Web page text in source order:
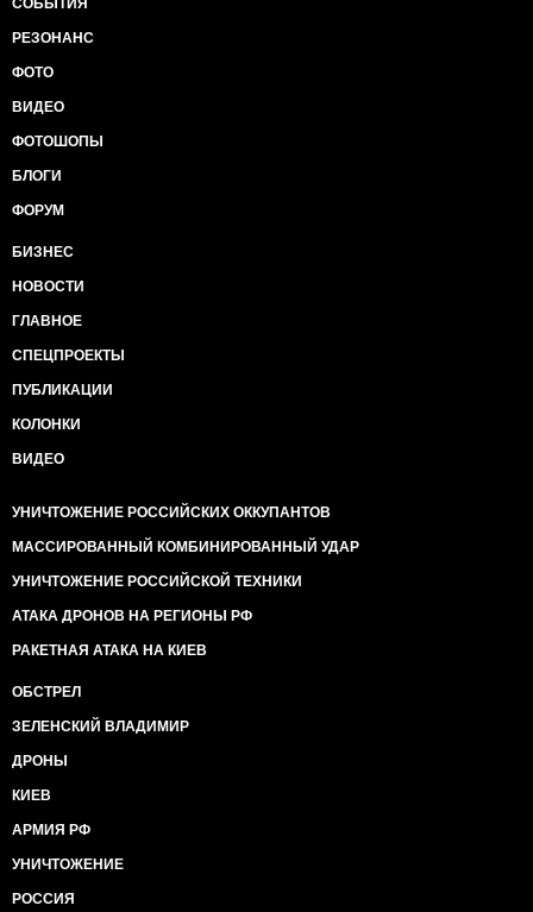
СОБЫТИЯ
РЕЗОНАНС
ФОТО
ВИДЕО
ФОТОШОПЫ
БЛОГИ
ФОРУМ
БИЗНЕС
НОВОСТИ
ГЛАВНОЕ
СПЕЦПРОЕКТЫ
ПУБЛИКАЦИИ
КОЛОНКИ
ВИДЕО
УНИЧТОЖЕНИЕ РОССИЙСКИХ ОККУПАНТОВ
МАССИРОВАННЫЙ КОМБИНИРОВАННЫЙ УДАР
УНИЧТОЖЕНИЕ РОССИЙСКОЙ ТЕХНИКИ
АТАКА ДРОНОВ НА РЕГИОНЫ РФ
РАКЕТНАЯ АТАКА НА КИЕВ
ОБСТРЕЛ
ЗЕЛЕНСКИЙ ВЛАДИМИР
ДРОНЫ
КИЕВ
АРМИЯ РФ
УНИЧТОЖЕНИЕ
РОССИЯ